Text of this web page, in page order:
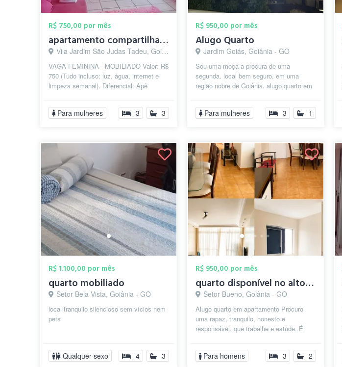
R$ 750,00 por mês
apartamento compartilhado
Vila Jardim São Judas Tadeu, Goiânia - GO
VAGA FEMININA - MOBILIADO Valor: R$
750 (Tudo incluso: luz, água, internet e
limpeza semanal). Diferencial: Apê
Compart...
Para mulheres 3 3
R$ 950,00 por mês
Alugo Quarto
Jardim Goiás, Goiânia - GO
Sou uma moça a procura de uma
segunda. local bem seguro, em uma
região nobre de Goiânia. alugo quarto em
mulheres... ...
Para mulheres 3 1
R$ 1.100,00 por mês
quarto mobiliado
Setor Bela Vista, Goiânia - GO
local tranquilo silencioso sem vícios nem
pets
Qualquer sexo 4 3
R$ 950,00 por mês
quarto disponível no alto do st Bueno
Setor Bueno, Goiânia - GO
Alugo quarto em apartamento Procuro
uma rapaz, tranquilo, honesto e
responsável, que trabalhe e estude. É
— não...
Para homens 3 2